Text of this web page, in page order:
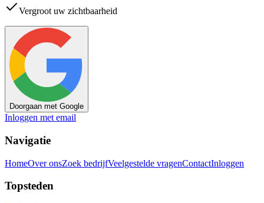
Vergroot uw zichtbaarheid
Doorgaan met Google
Inloggen met email
Navigatie
HomeOver onsZoek bedrijfVeelgestelde vragenContactInloggen
Topsteden